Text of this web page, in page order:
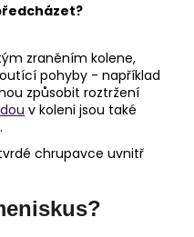
zraněním kolene,
pohyby - například
způsobit roztržení
v koleni jsou také
chrupavce uvnitř